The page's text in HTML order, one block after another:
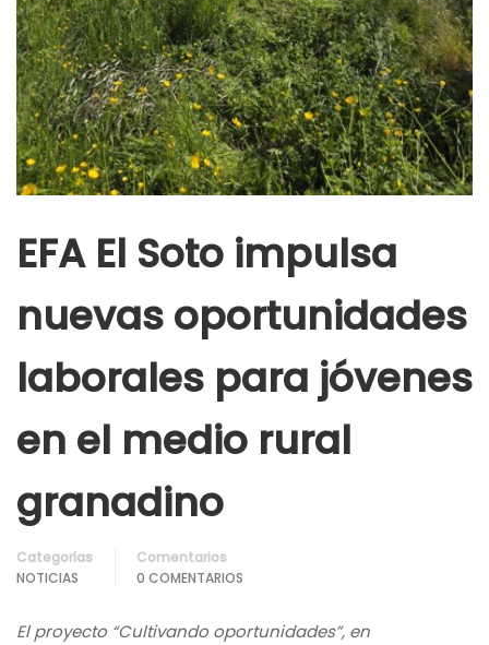
EFA El Soto impulsa
nuevas oportunidades
laborales para jóvenes
en el medio rural
granadino
Categorías
NOTICIAS
Comentarios
0 COMENTARIOS
El proyecto “Cultivando oportunidades”, en